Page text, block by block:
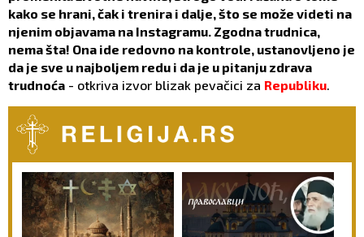
kako se hrani, čak i trenira i dalje, što se može videti na
njenim objavama na Instagramu. Zgodna trudnica,
nema šta! Ona ide redovno na kontrole, ustanovljeno je
da je sve u najboljem redu i da je u pitanju zdrava
trudnoća - otkriva izvor blizak pevačici za Republiku.